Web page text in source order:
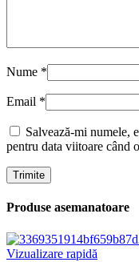
Nume *
Email *
Salvează-mi numele,
pentru data viitoare când
Produse asemanatoare
Vizualizare rapidă